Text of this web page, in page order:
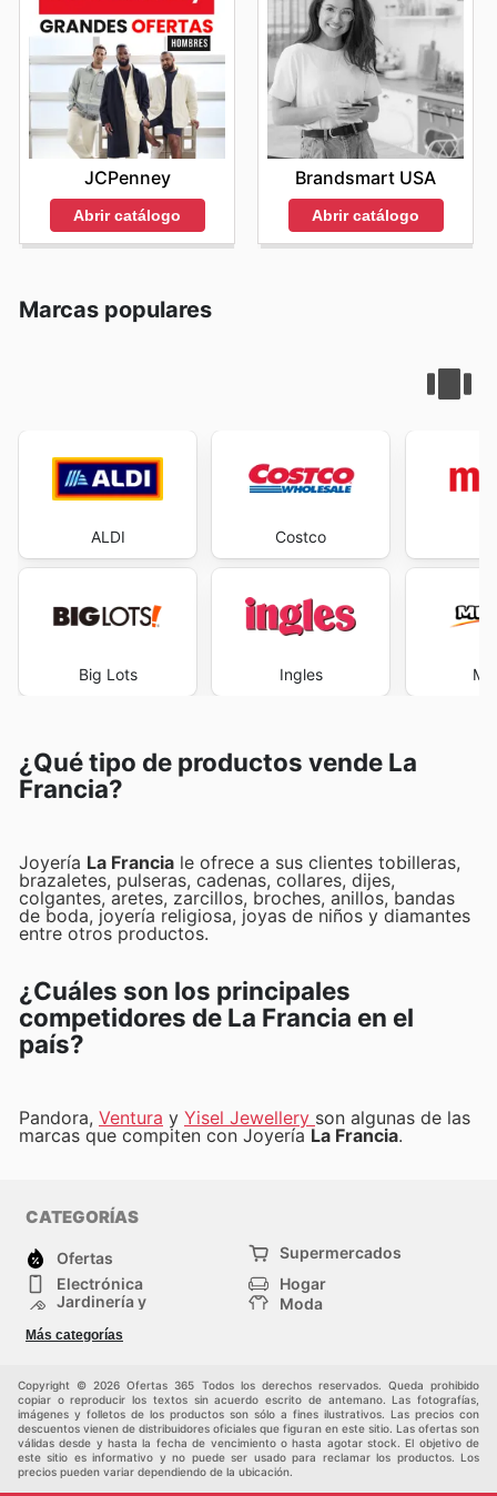
JCPenney
Abrir catálogo
Brandsmart USA
Abrir catálogo
Marcas populares
ALDI
Big Lots
Costco
Ingles
¿Qué tipo de productos vende La
Francia?
Joyería La Francia le ofrece a sus clientes tobilleras,
brazaletes, pulseras, cadenas, collares, dijes,
colgantes, aretes, zarcillos, broches, anillos, bandas
de boda, joyería religiosa, joyas de niños y diamantes
entre otros productos.
¿Cuáles son los principales
competidores de La Francia en el
país?
Pandora, Ventura y Yisel Jewellery son algunas de las
marcas que compiten con Joyería La Francia.
CATEGORÍAS
Ofertas
Supermercados
Electrónica
Hogar
Jardinería y
Moda
Tiendas
departamentales
Otros
Más categorías
Copyright © 2026 Ofertas 365 Todos los derechos reservados. Queda prohibido
copiar o reproducir los textos sin acuerdo escrito de antemano. Las fotografías,
imágenes y folletos de los productos son sólo a fines ilustrativos. Las precios con
descuentos vienen de distribuidores oficiales que figuran en este sitio. Las ofertas son
válidas desde y hasta la fecha de vencimiento o hasta agotar stock. El objetivo de
este sitio es informativo y no puede ser usado para reclamar los productos. Los
precios pueden variar dependiendo de la ubicación.